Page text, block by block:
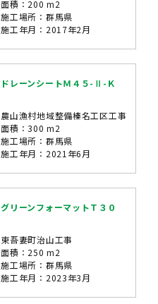
面積：200 m2
施工場所：群馬県
施工年月：2017年2月
ドレーンシートＭ４５-Ⅱ-Ｋ
農山漁村地域整備榛名工区工事
面積：300 m2
施工場所：群馬県
施工年月：2021年6月
グリーンフォーマットＴ３０
東吾妻町治山工事
面積：250 m2
施工場所：群馬県
施工年月：2023年3月